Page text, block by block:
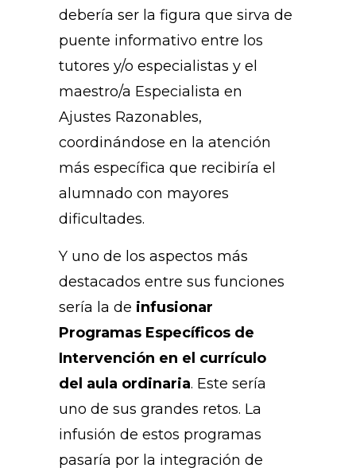
debería ser la figura que sirva de
puente informativo entre los
tutores y/o especialistas y el
maestro/a Especialista en
Ajustes Razonables,
coordinándose en la atención
más específica que recibiría el
alumnado con mayores
dificultades.
Y uno de los aspectos más
destacados entre sus funciones
sería la de infusionar
Programas Específicos de
Intervención en el currículo
del aula ordinaria. Este sería
uno de sus grandes retos. La
infusión de estos programas
pasaría por la integración de